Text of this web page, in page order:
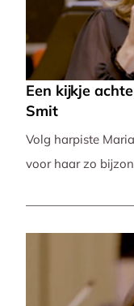
Een kijkje
Smit
Volg harpiste
voor haar zo